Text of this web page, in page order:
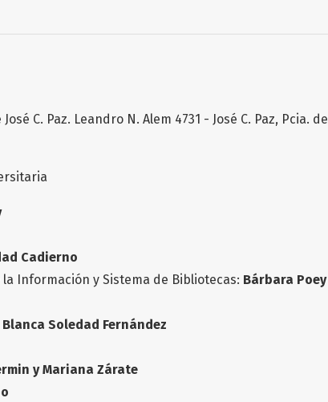
C. Paz. Leandro N. Alem 4731 - José C. Paz, Pcia. de
Cadierno
Información y Sistema de Bibliotecas: Bárbara Poey
Blanca Soledad Fernández
y Mariana Zárate